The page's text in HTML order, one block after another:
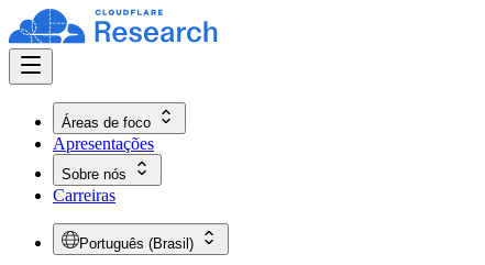
Áreas de foco
Apresentações
Sobre nós
Carreiras
Português (Brasil)